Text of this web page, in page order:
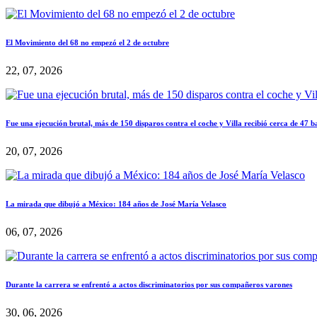
El Movimiento del 68 no empezó el 2 de octubre
22, 07, 2026
Fue una ejecución brutal, más de 150 disparos contra el coche y Villa recibió cerca de 47
20, 07, 2026
La mirada que dibujó a México: 184 años de José María Velasco
06, 07, 2026
Durante la carrera se enfrentó a actos discriminatorios por sus compañeros varones
30, 06, 2026